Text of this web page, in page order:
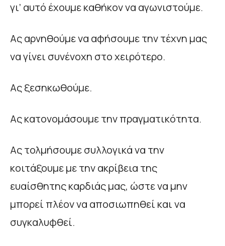
γι’ αυτό έχουμε καθήκον να αγωνιστούμε.
Ας αρνηθούμε να αφήσουμε την τέχνη μας
να γίνει συνένοχη στο χειρότερο.
Ας ξεσηκωθούμε.
Ας κατονομάσουμε την πραγματικότητα.
Ας τολμήσουμε συλλογικά να την
κοιτάξουμε με την ακρίβεια της
ευαίσθητης καρδιάς μας, ώστε να μην
μπορεί πλέον να αποσιωπηθεί και να
συγκαλυφθεί.